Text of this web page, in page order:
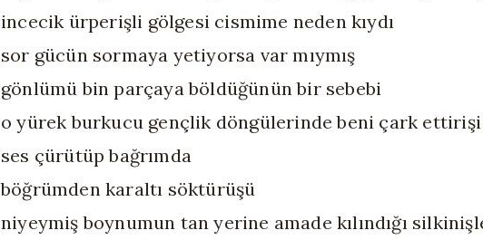
incecik ürperişli gölgesi cismime neden kıydı
sor gücün sormaya yetiyorsa var mıymış
gönlümü bin parçaya böldüğünün bir sebebi
o yürek burkucu gençlik döngülerinde beni çark ettirişi
ses çürütüp bağrımda
böğrümden karaltı söktürüşü
niyeymiş boynumun tan yerine amade kılındığı